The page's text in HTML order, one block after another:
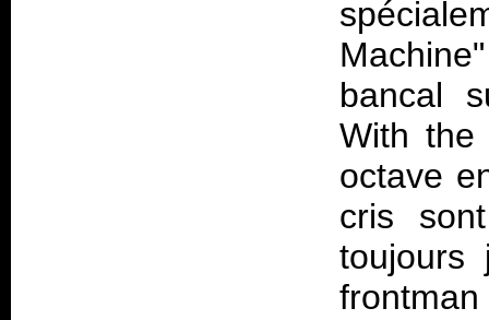
bancal
With the
octave
cris